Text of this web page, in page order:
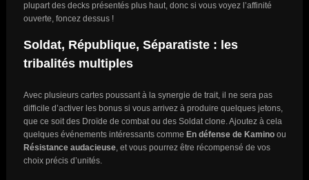
plupart des decks présentés plus haut, donc si vous voyez l’affinité
ouverte, foncez dessus !
Soldat, République, Séparatiste : les
tribalités multiples
Avec plusieurs cartes poussant à la synergie de trait, il ne sera pas
difficile d’activer les bonus si vous arrivez à produire quelques jetons,
que ce soit des Droïde de combat ou des Soldat clone. Ajoutez à cela
quelques événements intéressants comme En défense de Kaminoou
Résistance audacieuse, et vous pourrez être récompensé de vos
choix précis d’unités.